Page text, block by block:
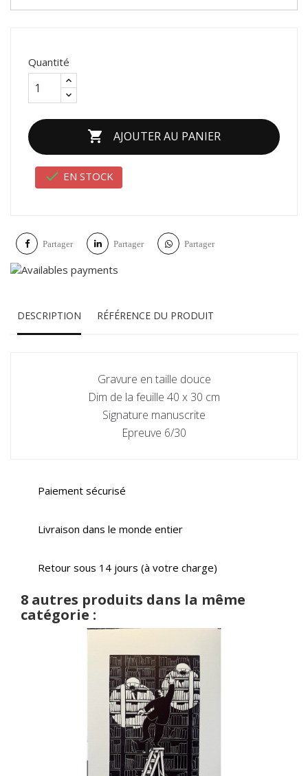
Quantité
 AJOUTER AU PANIER
 EN STOCK
Partager Partager Partager
DESCRIPTION RÉFÉRENCE DU PRODUIT
Gravure en taille douce
Dim de la feuille 40 x 30 cm
Signature manuscrite
Epreuve 6/30
Paiement sécurisé
Livraison dans le monde entier
Retour sous 14 jours (à votre charge)
8 autres produits dans la même
catégorie :